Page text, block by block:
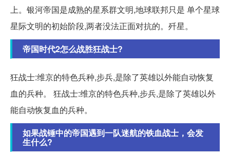
上。银河帝国是成熟的星系群文明,地球联邦只是 单个星球
星际文明的初始阶段,两者没法正面对抗的。歼星。
帝国时代2怎么战胜狂战士?
狂战士:维京的特色兵种,步兵,是除了英雄以外能自动恢复
血的兵种。 狂战士:维京的特色兵种,步兵,是除了英雄以外
能自动恢复血的兵种。
如果战锤中的帝国遇到一队迷航的铁血战士，会发
生什么?